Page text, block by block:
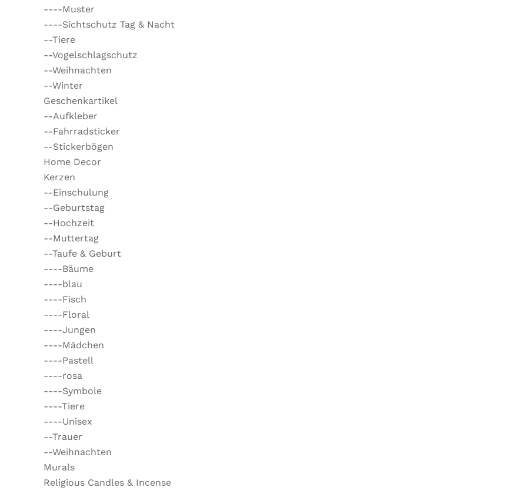
----Muster
----Sichtschutz Tag & Nacht
--Tiere
--Vogelschlagschutz
--Weihnachten
--Winter
Geschenkartikel
--Aufkleber
--Fahrradsticker
--Stickerbögen
Home Decor
Kerzen
--Einschulung
--Geburtstag
--Hochzeit
--Muttertag
--Taufe & Geburt
----Bäume
----blau
----Fisch
----Floral
----Jungen
----Mädchen
----Pastell
----rosa
----Symbole
----Tiere
----Unisex
--Trauer
--Weihnachten
Murals
Religious Candles & Incense